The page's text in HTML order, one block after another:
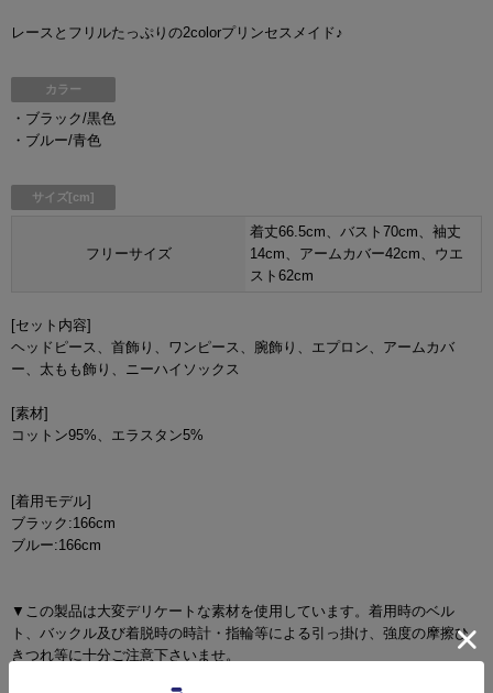
レースとフリルたっぷりの2colorプリンセスメイド♪
カラー
・ブラック/黒色
・ブルー/青色
サイズ[cm]
フリーサイズ
着丈66.5cm、バスト70cm、袖丈
14cm、アームカバー42cm、ウエ
スト62cm
[セット内容]
ヘッドピース、首飾り、ワンピース、腕飾り、エプロン、アームカバ
ー、太もも飾り、ニーハイソックス
[素材]
コットン95%、エラスタン5%
[着用モデル]
ブラック:166cm
ブルー:166cm
▼この製品は大変デリケートな素材を使用しています。着用時のベル
ト、バックル及び着脱時の時計・指輪等による引っ掛け、強度の摩擦ひ
きつれ等に十分ご注意下さいませ。